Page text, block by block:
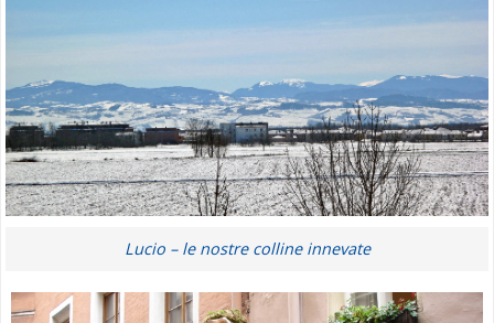
Lucio – le nostre colline innevate